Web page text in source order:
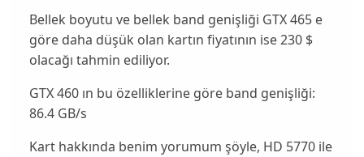
Bellek boyutu ve bellek band genişliği GTX 465 e
göre daha düşük olan kartın fiyatının ise 230 $
olacağı tahmin ediliyor.
GTX 460 ın bu özelliklerine göre band genişliği:
86.4 GB/s
Kart hakkında benim yorumum şöyle, HD 5770 ile